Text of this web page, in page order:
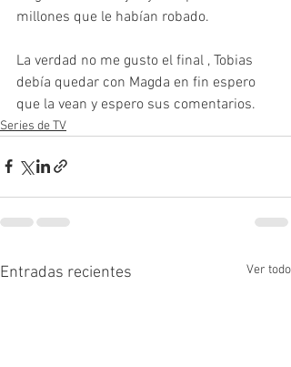
millones que le habían robado.
La verdad no me gusto el final , Tobias
debía quedar con Magda en fin espero
que la vean y espero sus comentarios.
Series de TV
Entradas recientes Ver todo